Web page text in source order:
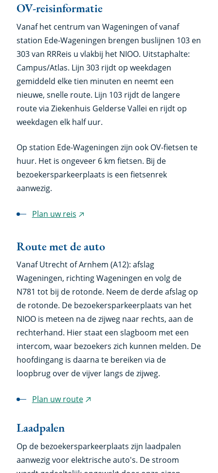
OV-reisinformatie
Vanaf het centrum van Wageningen of vanaf
station Ede-Wageningen brengen buslijnen 103 en
303 van RRReis u vlakbij het NIOO. Uitstaphalte:
Campus/Atlas. Lijn 303 rijdt op weekdagen
gemiddeld elke tien minuten en neemt een
nieuwe, snelle route. Lijn 103 rijdt de langere
route via Ziekenhuis Gelderse Vallei en rijdt op
weekdagen elk half uur.
Op station Ede-Wageningen zijn ook OV-fietsen te
huur. Het is ongeveer 6 km fietsen. Bij de
bezoekersparkeerplaats is een fietsenrek
aanwezig.
Plan uw reis (externe
Route met de auto
Vanaf Utrecht of Arnhem (A12): afslag
Wageningen, richting Wageningen en volg de
N781 tot bij de rotonde. Neem de derde afslag op
de rotonde. De bezoekersparkeerplaats van het
NIOO is meteen na de zijweg naar rechts, aan de
rechterhand. Hier staat een slagboom met een
intercom, waar bezoekers zich kunnen melden. De
hoofdingang is daarna te bereiken via de
loopbrug over de vijver langs de zijweg.
Plan uw route (externe
Laadpalen
Op de bezoekersparkeerplaats zijn laadpalen
aanwezig voor elektrische auto's. De stroom